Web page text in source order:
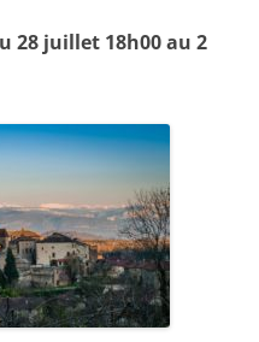
28 juillet 18h00 au 2